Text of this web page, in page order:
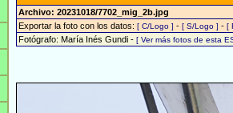
Archivo: 20231018/7702_mig_2b.jpg
Exportar la foto con los datos: [ C/Logo ] - [ S/Logo ] - [
Fotógrafo: María Inés Gundi - [ Ver más fotos de esta